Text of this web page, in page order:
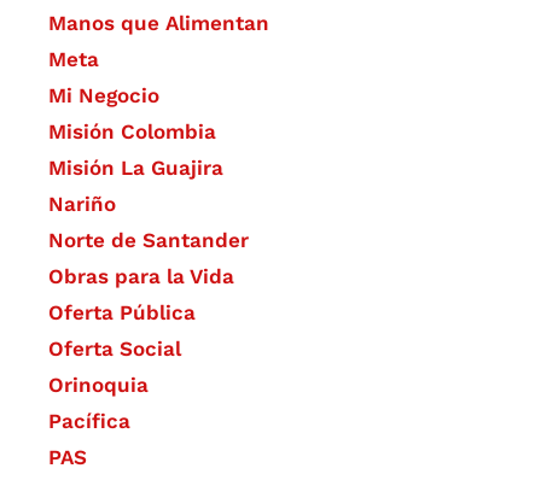
Manos que Alimentan
Meta
Mi Negocio
Misión Colombia
Misión La Guajira
Nariño
Norte de Santander
Obras para la Vida
Oferta Pública
Oferta Social​​
Orinoquia
Pacífica
PAS